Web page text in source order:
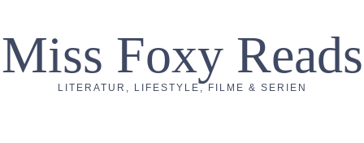
Miss Foxy Reads
LITERATUR, LIFESTYLE, FILME & SERIEN